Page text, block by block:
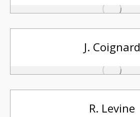
J. Coignard
R. Levine